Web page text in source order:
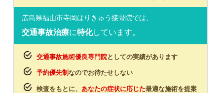
広島県福山市寺岡はりきゅう接骨院では、
交通事故治療に特化しています。
交通事故施術優良専門院としての実績があります
予約優先制 なのでお待たせしない
検査をもとに、 あなたの症状に応じた最適な施術を提案